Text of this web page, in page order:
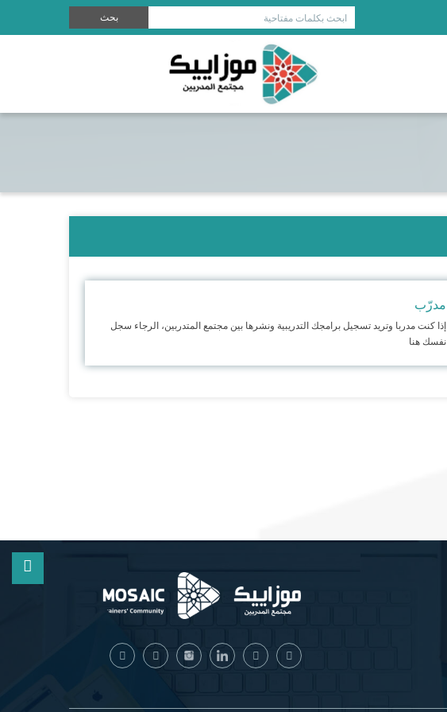
ابحث بكلمات مفتاحية بحث
مدرّب
إذا كنت مدربا وتريد تسجيل برامجك التدريبية ونشرها بين مجتمع المتدربين، الرجاء سجل
نفسك هنا